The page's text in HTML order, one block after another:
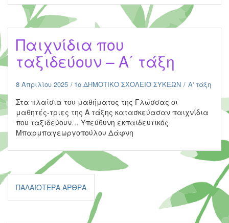
Παιχνίδια που
ταξιδεύουν – Α΄ τάξη
8 Απριλίου 2025 1ο ΔΗΜΟΤΙΚΟ ΣΧΟΛΕΙΟ ΣΥΚΕΩΝ Α' τάξη
Στα πλαίσια του μαθήματος της Γλώσσας οι
μαθητές-τριες της Α τάξης κατασκεύασαν παιχνίδια
που ταξιδεύουν… Υπεύθυνη εκπαιδευτικός
Μπαρμπαγεωργοπούλου Δάφνη
Πλοήγηση
άρθρων
ΠΑΛΑΙΌΤΕΡΑ ΆΡΘΡΑ